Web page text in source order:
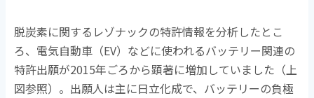
脱炭素に関するレゾナックの特許情報を分析したとこ
ろ、電気自動車（EV）などに使われるバッテリー関連の
特許出願が2015年ごろから顕著に増加していました（上
図参照）。出願人は主に日立化成で、バッテリーの負極